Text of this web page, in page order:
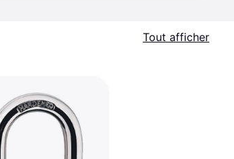
Tout afficher